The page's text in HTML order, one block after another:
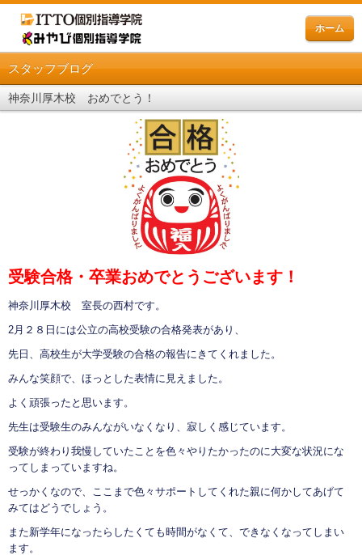
ホーム
スタッフブログ
神奈川厚木校 おめでとう！
受験合格・卒業おめでとうございます！
神奈川厚木校 室長の西村です。
2月２８日には公立の高校受験の合格発表があり、
先日、高校生が大学受験の合格の報告にきてくれました。
みんな笑顔で、ほっとした表情に見えました。
よく頑張ったと思います。
先生は受験生のみんながいなくなり、寂しく感じています。
受験が終わり我慢していたことを色々やりたかったのに大変な状況にな
ってしまっていますね。
せっかくなので、ここまで色々サポートしてくれた親に何かしてあげて
みてはどうでしょう。
また新学年になったらしたくても時間がなくて、できなくなってしまい
ます。